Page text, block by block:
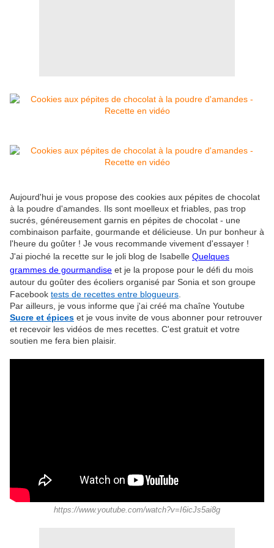
Aujourd'hui je vous propose des cookies aux pépites de chocolat
à la poudre d'amandes. Ils sont moelleux et friables, pas trop
sucrés, généreusement garnis en pépites de chocolat - une
combinaison parfaite, gourmande et délicieuse. Un pur bonheur à
l'heure du goûter ! Je vous recommande vivement d'essayer !
J'ai pioché la recette sur le joli blog de Isabelle Quelques
grammes de gourmandise et je la propose pour le défi du mois
autour du goûter des écoliers organisé par Sonia et son groupe
Facebook tests de recettes entre blogueurs
Par ailleurs, je vous informe que j'ai créé ma chaîne Youtube
Sucre et épices et je vous invite de vous abonner pour retrouver
et recevoir les vidéos de mes recettes. C'est gratuit et votre
soutien me fera bien plaisir.
https://www.youtube.com/watch?v=I6icJs5ai8g